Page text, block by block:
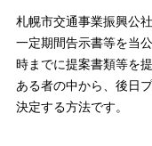
札幌市交通事業振興公
一定期間告示書等を当
時までに提案書類等を
ある者の中から、後日
決定する方法です。